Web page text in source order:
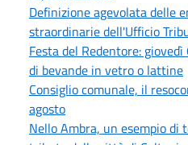
Definizione agevolata delle
straordinarie dell'Ufficio
Festa del Redentore:
di bevande in vetro o lattine
Consiglio comunale, il
agosto
Nello Ambra, un esempio di